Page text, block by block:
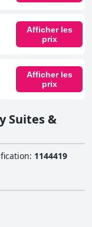
Afficher les
prix
Afficher les
prix
Suites &
: 1144419